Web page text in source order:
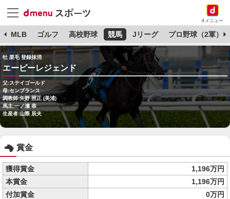
dメニュー
MLB ゴルフ 高校野球 競馬 Jリーグ プロ野球（2軍）
牡 栗毛 登録抹消
エーピーレジェンド
父:ステイゴールド
母:センブランス
調教師:矢野 照正 (美浦)
馬主:一ノ瀬 恭
生産者:山際 辰夫
賞金
獲得賞金
1,196万円
本賞金
1,196万円
付加賞金
0万円